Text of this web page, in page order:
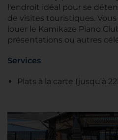
l'endroit idéal pour se
de visites touristiques.
louer le Kamikaze Piano
présentations ou autres
Services
Plats à la carte (jusqu'à